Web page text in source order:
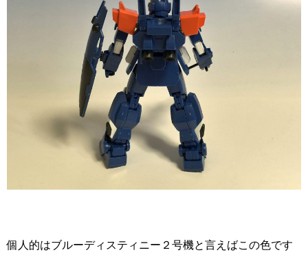
個人的はブルーディスティニー２号機と言えばこの色です